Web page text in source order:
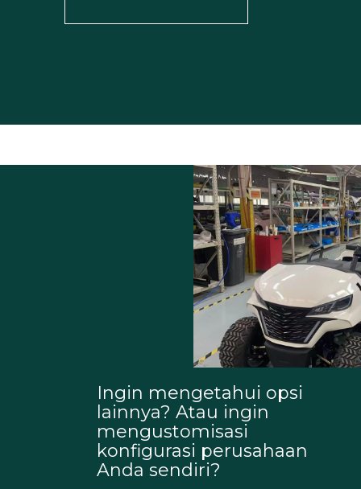
Ingin mengetahui opsi
lainnya? Atau ingin
mengustomisasi
konfigurasi perusahaan
Anda sendiri?